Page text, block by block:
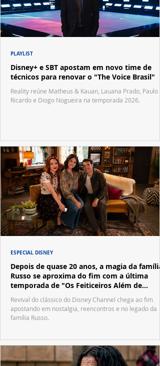
Disney+ e SBT apostam em novo time de
técnicos para renovar o "The Voice Brasil"
Reality reúne Matheus & Kauan, Lauana Prado, Paulo
Ricardo e Diogo Nogueira na temporada 2026.
PLAYLIST
Depois de quase 20 anos, a magia da família
Russo se aproxima do fim com a última
temporada de "Os Feiticeiros Além de
Revival do clássico do Disney Channel chega ao fim
apostando em nostalgia, reencontros e no legado da
família Russo.
ESPECIAL DISNEY